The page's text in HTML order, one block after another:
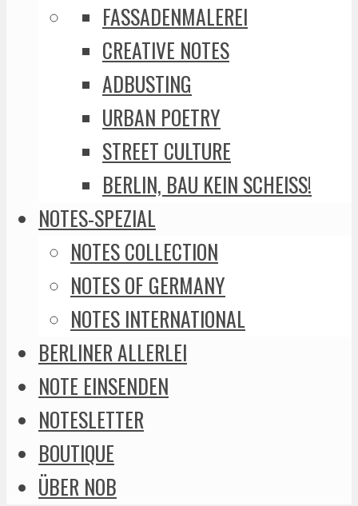
FASSADENMALEREI
CREATIVE NOTES
ADBUSTING
URBAN POETRY
STREET CULTURE
BERLIN, BAU KEIN SCHEISS!
NOTES-SPEZIAL
NOTES COLLECTION
NOTES OF GERMANY
NOTES INTERNATIONAL
BERLINER ALLERLEI
NOTE EINSENDEN
NOTESLETTER
BOUTIQUE
ÜBER NOB